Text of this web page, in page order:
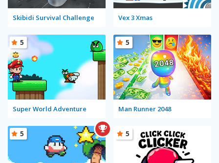
Skibidi Survival Challenge Vex 3 Xmas
Super World Adventure
5
Man Runner 2048
5
5 5